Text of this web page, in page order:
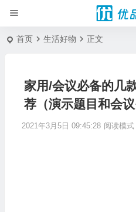
首页 生活好物 正文
家用/会议必备的几
荐（演示题目和会议
2021年3月5日 09:45:28 阅读模式